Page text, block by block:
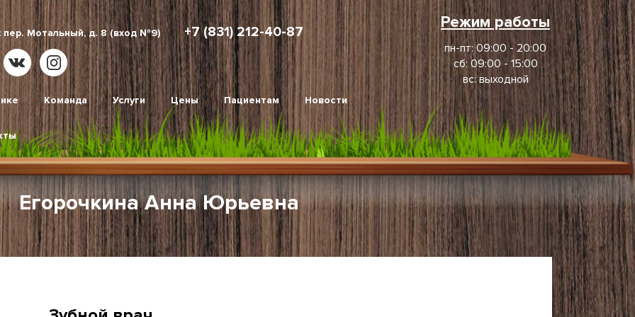
пер. Мотальный, д. 8 (вход №9) +7 (831) 212-40-87
Команда Услуги Цены Пациентам Новости
Режим работы
пн-пт: 09:00 - 20:00
сб: 09:00 - 15:00
вс: выходной
Егорочкина Анна Юрьевна